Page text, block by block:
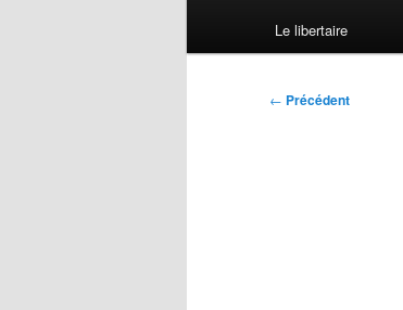
Le libertaire
Navigation
← Précédent